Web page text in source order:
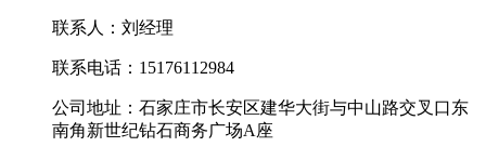
联系人：刘经理
联系电话：15176112984
公司地址：石家庄市长安区建华大街与中山路交叉口东
南角新世纪钻石商务广场A座